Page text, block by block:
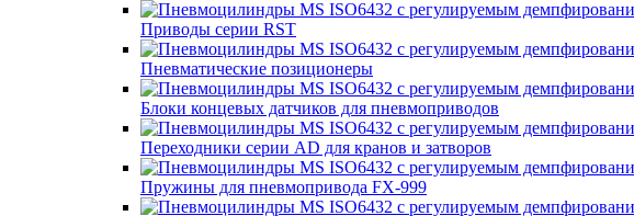
Приводы серии RST
Пневматические позиционеры
Блоки концевых датчиков для пневмоприводов
Переходники серии AD для кранов и затворов
Пружины для пневмопривода FX-999